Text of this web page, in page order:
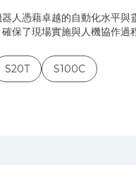
人憑藉卓越的自動化水平
保了現場實施與人機協作過
S20T S100C